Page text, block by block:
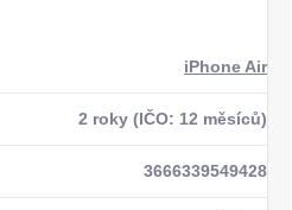
iPhone Air
2 roky (IČO: 12 měsíců)
3666339549428